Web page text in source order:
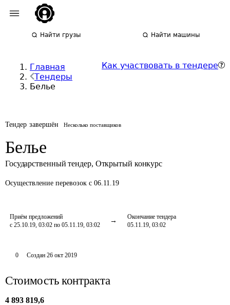
Найти грузы Найти машины
Главная
Тендеры
Белье
Как участвовать в тендере
Тендер завершён Несколько поставщиков
Белье
Государственный тендер, Открытый конкурс
Осуществление перевозок с 06.11.19
Приём предложений
с 25.10.19, 03:02 по 05.11.19, 03:02
Окончание тендера
05.11.19, 03:02
0 Создан 26 окт 2019
Стоимость контракта
4 893 819,6